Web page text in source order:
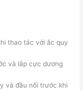
thao tác với ắc quy
và lắp cực dương
và đầu nối trước khi